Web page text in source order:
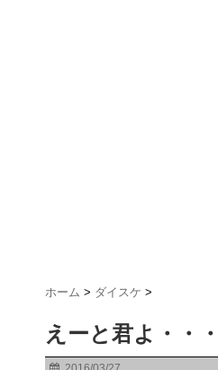
ホーム > ダイスケ >
えーと君よ・・・